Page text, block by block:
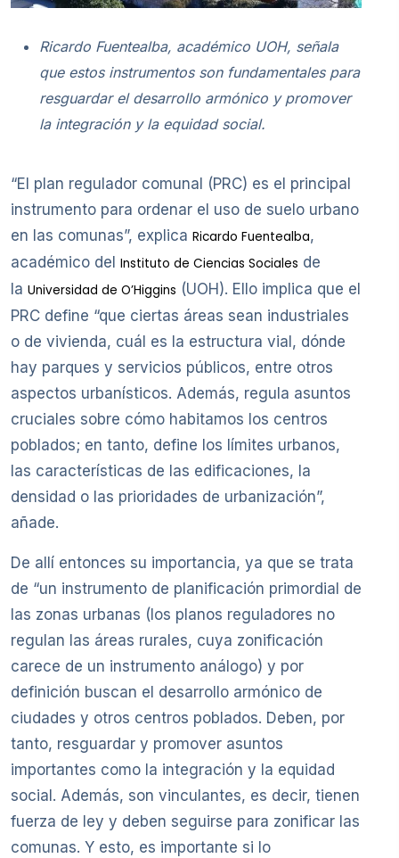
Ricardo Fuentealba, académico UOH, señala
que estos instrumentos son fundamentales para
resguardar el desarrollo armónico y promover
la integración y la equidad social.
“El plan regulador comunal (PRC) es el principal
instrumento para ordenar el uso de suelo urbano
en las comunas”, explica Ricardo Fuentealba,
académico del Instituto de Ciencias Sociales de
la Universidad de O’Higgins (UOH). Ello implica que el
PRC define “que ciertas áreas sean industriales
o de vivienda, cuál es la estructura vial, dónde
hay parques y servicios públicos, entre otros
aspectos urbanísticos. Además, regula asuntos
cruciales sobre cómo habitamos los centros
poblados; en tanto, define los límites urbanos,
las características de las edificaciones, la
densidad o las prioridades de urbanización”,
añade.
De allí entonces su importancia, ya que se trata
de “un instrumento de planificación primordial de
las zonas urbanas (los planos reguladores no
regulan las áreas rurales, cuya zonificación
carece de un instrumento análogo) y por
definición buscan el desarrollo armónico de
ciudades y otros centros poblados. Deben, por
tanto, resguardar y promover asuntos
importantes como la integración y la equidad
social. Además, son vinculantes, es decir, tienen
fuerza de ley y deben seguirse para zonificar las
comunas. Y esto, es importante si lo